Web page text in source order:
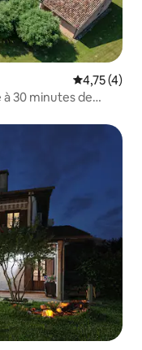
Évaluation
4,75 (4)
30 minutes de